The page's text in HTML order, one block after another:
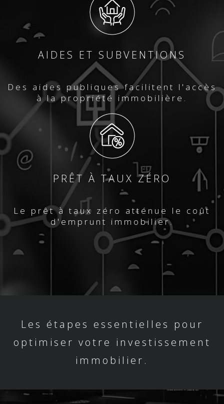
AIDES ET SUBVENTIONS
Des aides publiques facilitent l'accès
à la propriété immobilière.
PRÊT À TAUX ZÉRO
Le prêt à taux zéro atténue le coût
d'emprunt immobilier.
Les étapes essentielles pour
optimiser votre investissement
immobilier.